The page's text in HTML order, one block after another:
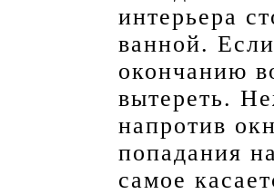
интерьера
ванной.
окончанию
вытереть.
напротив
попадания
самое